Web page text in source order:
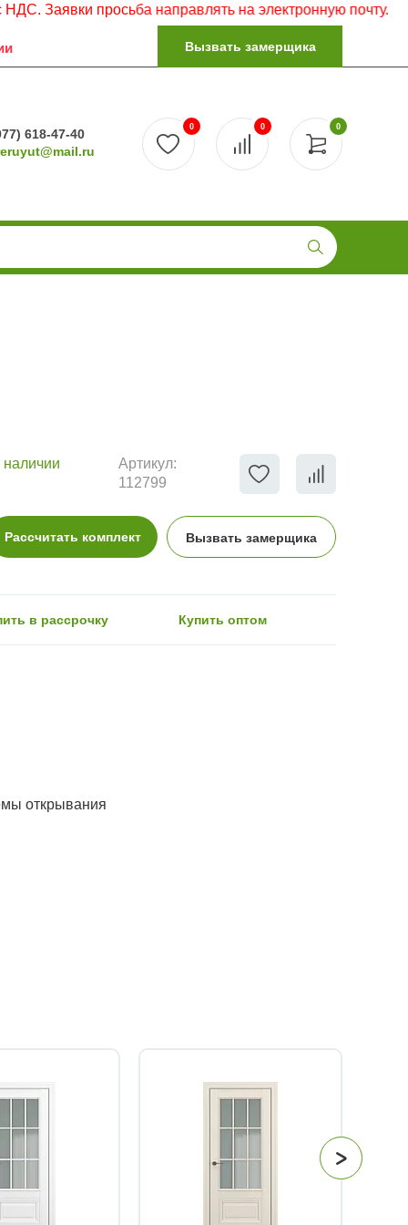
просьба направлять на электронную почту.
Вызвать замерщика
618-47-40
0
0 0
наличии
Артикул:
112799
Рассчитать комплект Вызвать замерщика
в рассрочку Купить оптом
открывания